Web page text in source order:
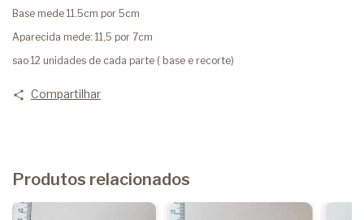
Base mede 11.5cm por 5cm
Aparecida mede: 11,5 por 7cm
sao 12 unidades de cada parte ( base e recorte)
Compartilhar
Produtos relacionados